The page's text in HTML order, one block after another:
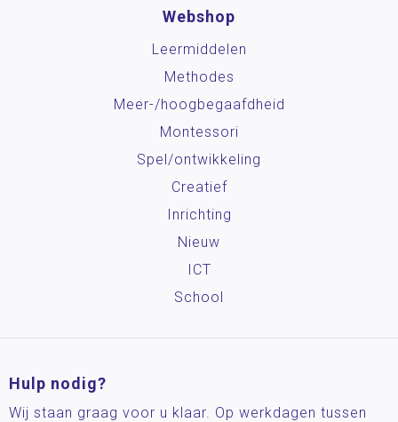
Webshop
Leermiddelen
Methodes
Meer-/hoog­begaafdheid
Montessori
Spel/ontwikkeling
Creatief
Inrichting
Nieuw
ICT
School
Hulp nodig?
Wij staan graag voor u klaar. Op werkdagen tussen